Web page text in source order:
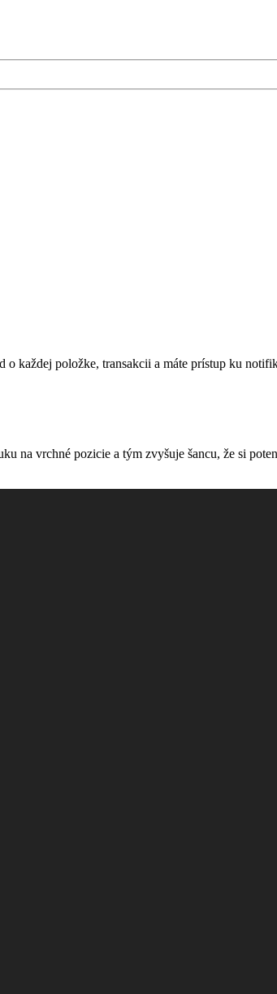
každej položke, transakcii a máte prístup ku
na vrchné pozicie a tým zvyšuje šancu, že si